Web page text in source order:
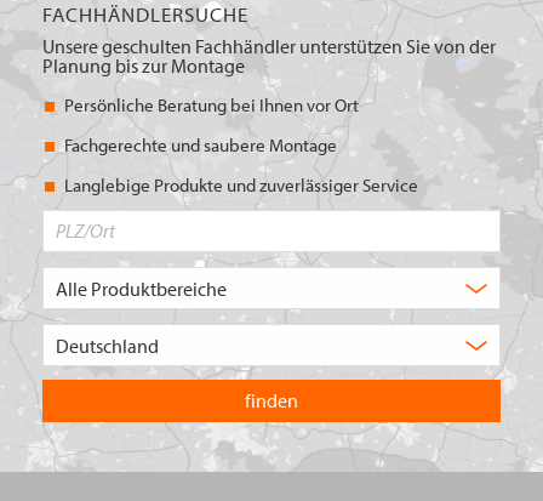
FACHHÄNDLERSUCHE
Unsere geschulten Fachhändler unterstützen Sie von der
Planung bis zur Montage
Persönliche Beratung bei Ihnen vor Ort
Fachgerechte und saubere Montage
Langlebige Produkte und zuverlässiger Service
in
welchem
Land
Sie
suchen